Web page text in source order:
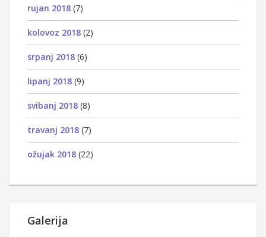
rujan 2018 (7)
kolovoz 2018 (2)
srpanj 2018 (6)
lipanj 2018 (9)
svibanj 2018 (8)
travanj 2018 (7)
ožujak 2018 (22)
Galerija